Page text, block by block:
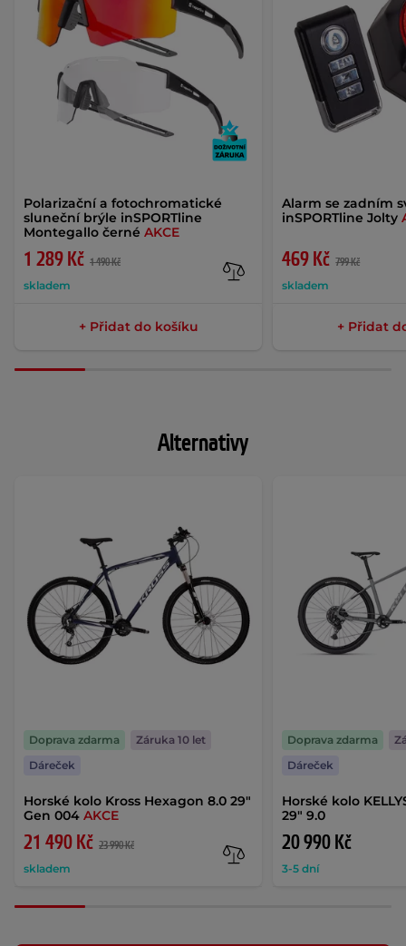
Polarizační a fotochromatické
sluneční brýle inSPORTline
Montegallo černé AKCE
1 289 Kč 1 490 Kč
skladem
+ Přidat do košíku
Alarm se zadním
inSPORTline Jolty
469 Kč 799 Kč
skladem
+ Přidat
Alternativy
Horské kolo Kross Hexagon 8.0 29"
Gen 004 AKCE
21 490 Kč 23 990 Kč
skladem
Doprava zdarma
Záruka 10 let
Dáreček
Horské kolo
29" 9.0
20 990 Kč
3-5 dní
Doprava zdarma
Dáreček